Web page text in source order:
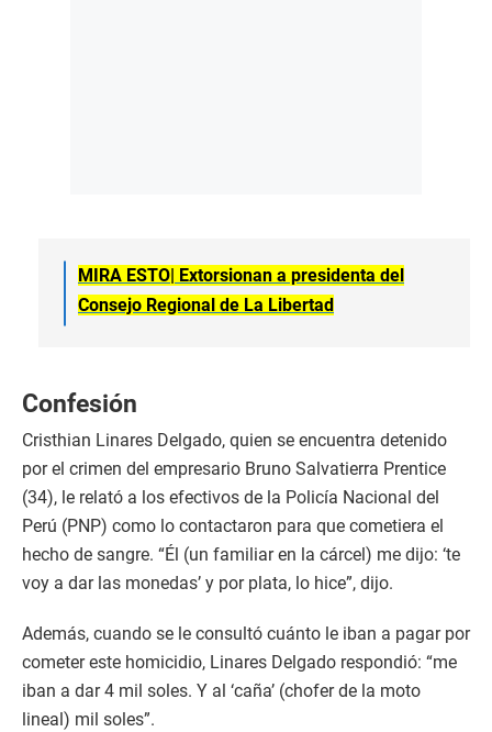
MIRA ESTO| Extorsionan a presidenta del
Consejo Regional de La Libertad
Confesión
Cristhian Linares Delgado, quien se encuentra detenido
por el crimen del empresario Bruno Salvatierra Prentice
(34), le relató a los efectivos de la Policía Nacional del
Perú (PNP) como lo contactaron para que cometiera el
hecho de sangre. “Él (un familiar en la cárcel) me dijo: ‘te
voy a dar las monedas’ y por plata, lo hice”, dijo.
Además, cuando se le consultó cuánto le iban a pagar por
cometer este homicidio, Linares Delgado respondió: “me
iban a dar 4 mil soles. Y al ‘caña’ (chofer de la moto
lineal) mil soles”.